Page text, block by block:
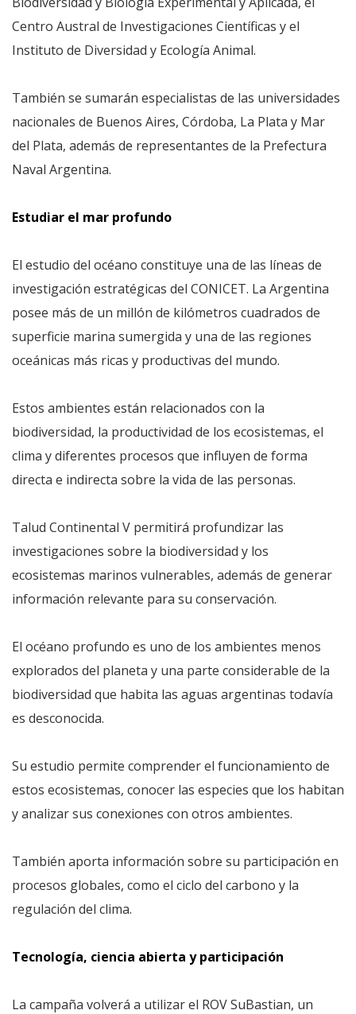
Centro Austral de Investigaciones Científicas y el
Instituto de Diversidad y Ecología Animal.
También se sumarán especialistas de las universidades
nacionales de Buenos Aires, Córdoba, La Plata y Mar
del Plata, además de representantes de la Prefectura
Naval Argentina.
Estudiar el mar profundo
El estudio del océano constituye una de las líneas de
investigación estratégicas del CONICET. La Argentina
posee más de un millón de kilómetros cuadrados de
superficie marina sumergida y una de las regiones
oceánicas más ricas y productivas del mundo.
Estos ambientes están relacionados con la
biodiversidad, la productividad de los ecosistemas, el
clima y diferentes procesos que influyen de forma
directa e indirecta sobre la vida de las personas.
Talud Continental V permitirá profundizar las
investigaciones sobre la biodiversidad y los
ecosistemas marinos vulnerables, además de generar
información relevante para su conservación.
El océano profundo es uno de los ambientes menos
explorados del planeta y una parte considerable de la
biodiversidad que habita las aguas argentinas todavía
es desconocida.
Su estudio permite comprender el funcionamiento de
estos ecosistemas, conocer las especies que los habitan
y analizar sus conexiones con otros ambientes.
También aporta información sobre su participación en
procesos globales, como el ciclo del carbono y la
regulación del clima.
Tecnología, ciencia abierta y participación
La campaña volverá a utilizar el ROV SuBastian, un